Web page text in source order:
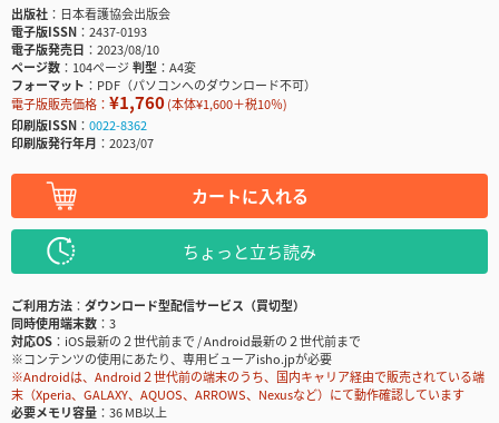
出版社
日本看護協会出版会
電子版ISSN
2437-0193
電子版発売日
2023/08/10
ページ数
104ページ判型
A4変
フォーマット
PDF（パソコンへのダウンロード不可）
電子版販売価格： ¥1,760(本体¥1,600＋税10％)
印刷版ISSN
0022-8362
印刷版発行年月
2023/07
カートに入れる
ちょっと立ち読み
ご利用方法
ダウンロード型配信サービス（買切型）
同時使用端末数
3
対応OS
iOS最新の２世代前まで / Android最新の２世代前まで
※コンテンツの使用にあたり、専用ビューアisho.jpが必要
※Androidは、Android２世代前の端末のうち、国内キャリア経由で販売されている端
末（Xperia、GALAXY、AQUOS、ARROWS、Nexusなど）にて動作確認しています
必要メモリ容量
36 MB以上